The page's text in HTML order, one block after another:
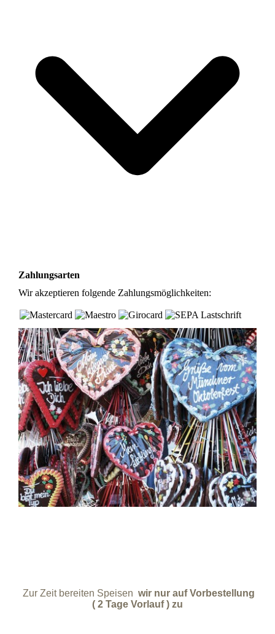
Zahlungsarten
Wir akzeptieren folgende Zahlungsmöglichkeiten:
Zur Zeit bereiten Speisen wir nur auf Vorbestellung
( 2 Tage Vorlauf ) zu